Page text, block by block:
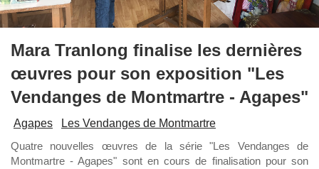
Mara Tranlong finalise les dernières
œuvres pour son exposition "Les
Vendanges de Montmartre - Agapes"
Agapes
Les Vendanges de Montmartre
Quatre nouvelles œuvres de la série "Les Vendanges de
Montmartre - Agapes" sont en cours de finalisation pour son